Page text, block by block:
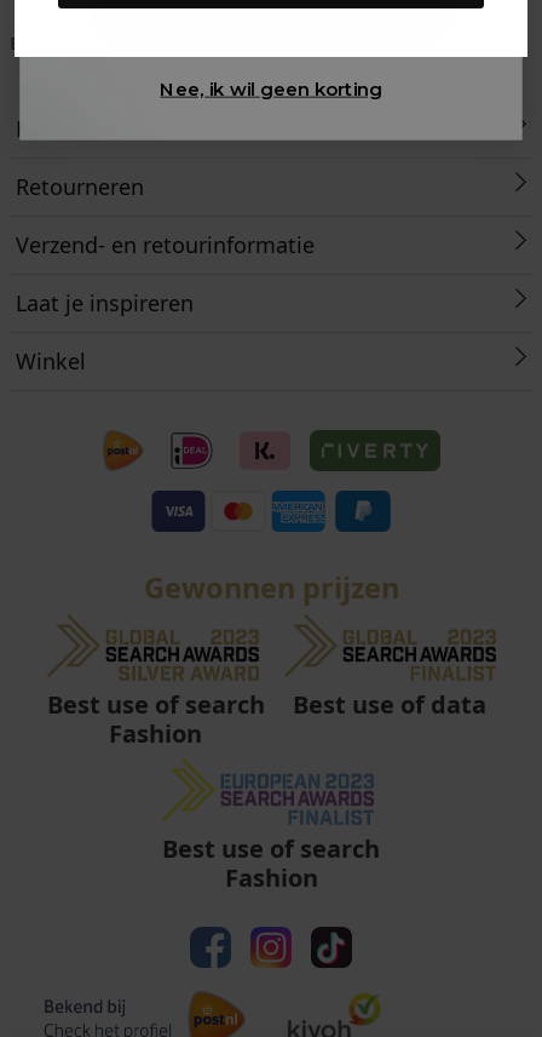
Betaal achteraf met
Klantenservice
Retourneren
Verzend- en retourinformatie
Laat je inspireren
Winkel
Gewonnen prijzen
Best use of search
Fashion
Best use of data
Best use of search
Fashion
Nee, ik wil geen korting